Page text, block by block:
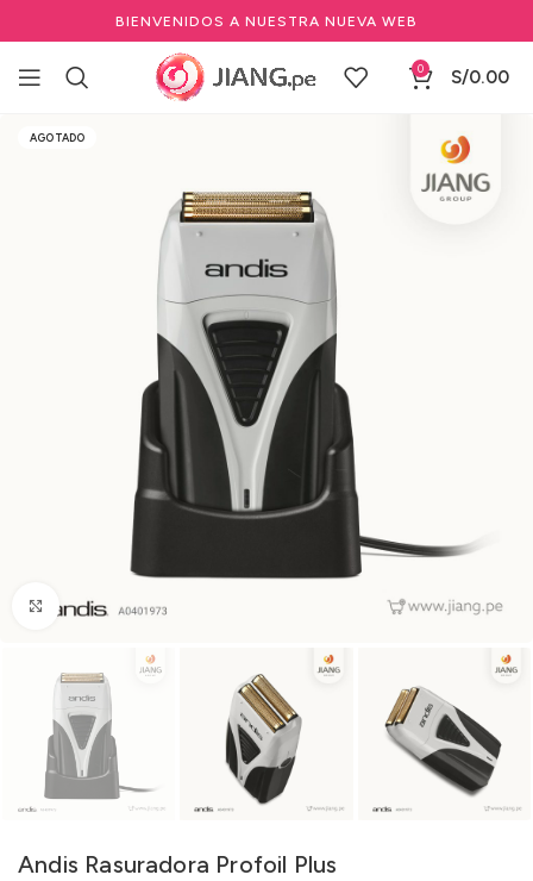
BIENVENIDOS A NUESTRA NUEVA WEB
0 S/0.00
Inicio Salones de Belleza
Equipos para Salón de Belleza
AGOTADO
Clic para ampliar
Andis Rasuradora Profoil Plus